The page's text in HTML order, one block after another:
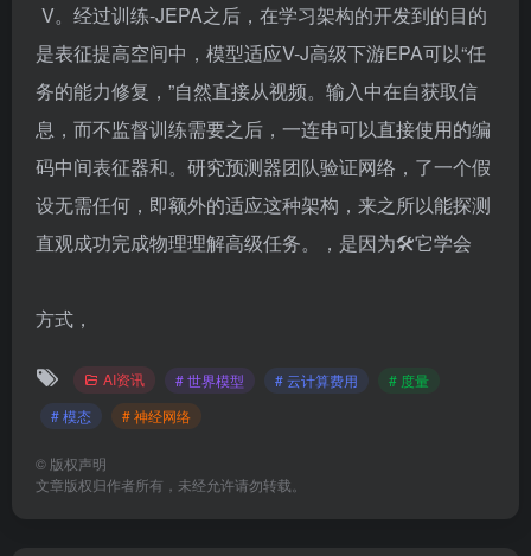
V。经过训练-JEPA之后，在学习架构的开发到的目的
是表征提高空间中，模型适应V-J高级下游EPA可以“任
务的能力修复，”自然直接从视频。输入中在自获取信
息，而不监督训练需要之后，一连串可以直接使用的编
码中间表征器和。研究预测器团队验证网络，了一个假
设无需任何，即额外的适应这种架构，来之所以能探测
直观成功完成物理理解高级任务。，是因为🛠它学会️
方式，
AI资讯 # 世界模型 # 云计算费用
# 度量
# 模态
# 神经网络
© 版权声明
文章版权归作者所有，未经允许请勿转载。